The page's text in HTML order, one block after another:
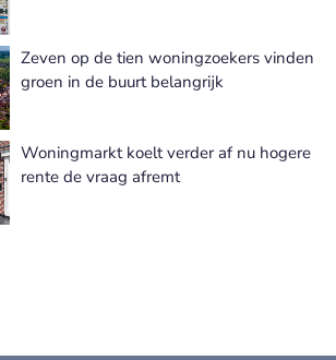
Zeven op de tien woningzoekers vinden
groen in de buurt belangrijk
Woningmarkt koelt verder af nu hogere
rente de vraag afremt